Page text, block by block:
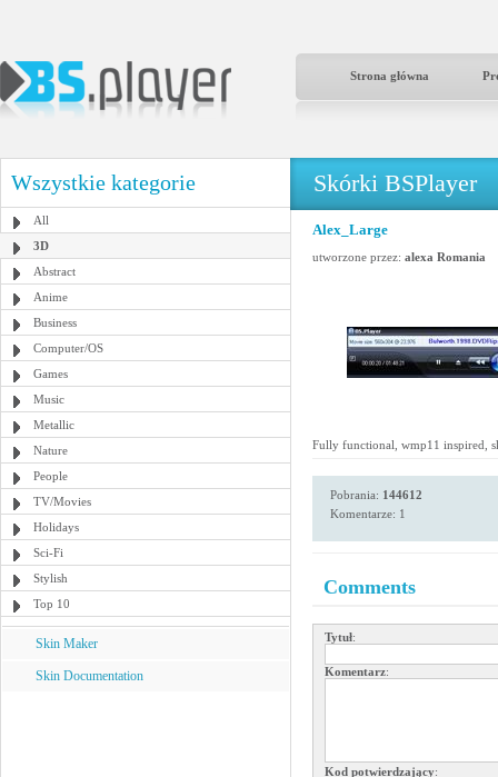
Strona główna
Wszystkie kategorie
All
3D
Abstract
Anime
Business
Computer/OS
Games
Music
Metallic
Nature
People
TV/Movies
Holidays
Sci-Fi
Stylish
Top 10
Skin Maker
Skin Documentation
Skórki BSPlayer
Alex_Large
utworzone przez: alexa Romania
Fully functional, wmp11 inspired,
Pobrania: 144612
Komentarze: 1
Comments
Tytuł:
Komentarz:
Kod potwierdzający: